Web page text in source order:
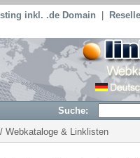
inkl. .de Domain
Suche:
Webkataloge & Linklisten